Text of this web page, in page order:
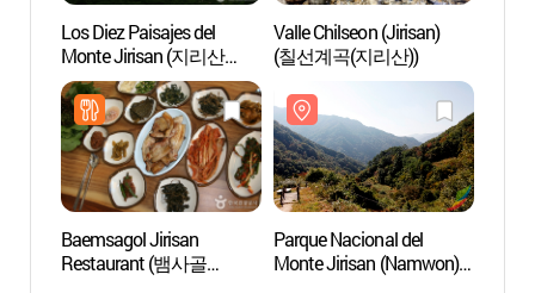
Los Diez Paisajes del
Monte Jirisan (지리산
10경)
Valle Chilseon (Jirisan)
(칠선계곡(지리산))
Baemsagol Jirisan
Restaurant (뱀사골
Parque Nacional del
Monte Jirisan (Namwon)